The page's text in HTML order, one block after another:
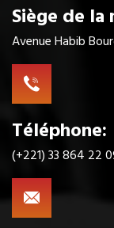
Siège de la
Avenue Habib
Téléphone:
(+221) 33 864 22